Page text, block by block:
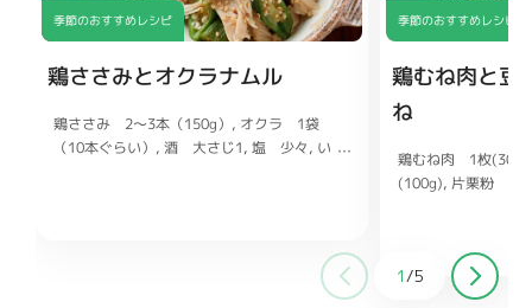
季節のおすすめレシピ
鶏ささみとオクラナムル
鶏ささみ 2〜3本（150g） オクラ 1袋
（10本ぐらい） 酒 大さじ1 塩 少々 い
季節のおすすめレシピ
鶏むね肉と豆
ね
鶏むね肉 1枚
(100g) 片栗粉 大
酒 大さじ
糖 大さじ1 オイ
1/5